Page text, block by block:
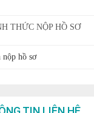
THỨC NỘP HỒ SƠ
nộp hồ sơ